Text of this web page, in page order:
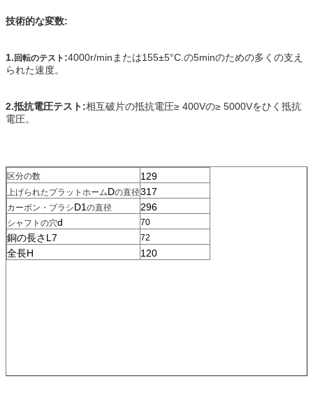
技術的な変数:
1.回転のテスト :4000r/minまたは155±5°C.の5minのための多くの支え
られた速度。
2.抵抗電圧テスト:相互破片の抵抗電圧≥ 400Vの≥ 5000Vをひく抵抗
電圧。
区分の数 129
上げられたプラットホームDの直径317
カーボン・ブラシD1 の直径 296
シャフトの穴d 70
銅の長さL7 72
全長H 120